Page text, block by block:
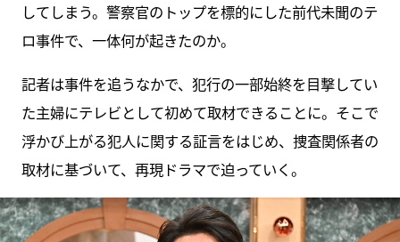
してしまう。警察官のトップを標的にした前代未聞のテ
ロ事件で、一体何が起きたのか。
記者は事件を追うなかで、犯行の一部始終を目撃してい
た主婦にテレビとして初めて取材できることに。そこで
浮かび上がる犯人に関する証言をはじめ、捜査関係者の
取材に基づいて、再現ドラマで迫っていく。